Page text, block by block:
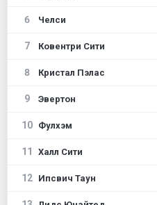
6 Челси
7 Ковентри Сити
8 Кристал Пэлас
9 Эвертон
10 Фулхэм
11 Халл Сити
12 Ипсвич Таун